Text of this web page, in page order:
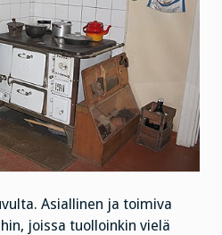
Asiallinen ja toimiva
joissa tuolloinkin vielä